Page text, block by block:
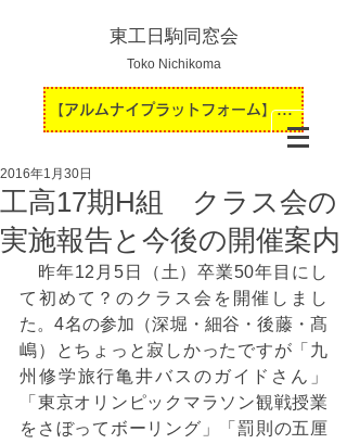
東工日駒同窓会
Toko Nichikoma
【アルムナイプラットフォーム】運用開始のお知らせ
工高17期H組 クラス会の
実施報告と今後の開催案内
2016年1月30日
昨年12月5日（土）卒業50年目にし
て初めて？のクラス会を開催しまし
た。4名の参加（深堀・細谷・後藤・髙
嶋）とちょっと寂しかったですが「九
州修学旅行亀井バスのガイドさん」
「東京オリンピックマラソン観戦授業
をさぼってボーリング」「罰則の五厘